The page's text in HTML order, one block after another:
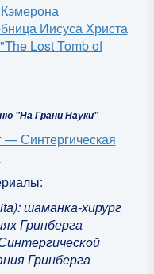
Иисуса Христа
Lost Tomb of
"На Грани Науки"
— Синтергическая
шаманка-хирург
Гринберга
Гринберга